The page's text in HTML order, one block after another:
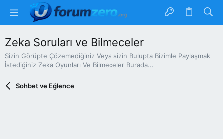
Zeka Soruları ve Bilmeceler
Sizin Görüpte Çözemediğiniz Veya sizin Bulupta Bizimle Paylaşmak
İstediğiniz Zeka Oyunları Ve Bilmeceler Burada...
Sohbet ve Eğlence